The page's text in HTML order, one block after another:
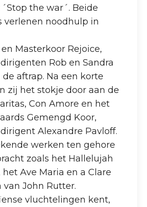
the war´. Beide
verlenen noodhulp in
Masterkoor Rejoice,
Rob en Sandra
de aftrap. Na een korte
zij het stokje door aan de
Con Amore en het
Gemengd Koor,
Alexandre Pavloff.
werken ten gehore
zoals het Hallelujah
Ave Maria en a Clare
John Rutter.
vluchtelingen kent,